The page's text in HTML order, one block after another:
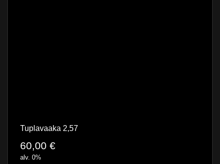
Tuplavaaka 2,57
60,00 €
alv. 0%